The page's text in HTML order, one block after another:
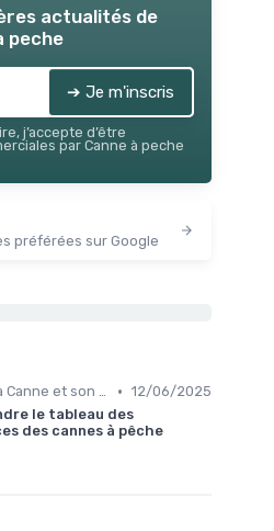
actualités de
peche
➔ Je m'inscris
j’accepte d’être
par Canne à peche
préférées sur Google
Choisir sa Canne et son Équipement • 12/06/2025
le tableau des
des cannes à pêche